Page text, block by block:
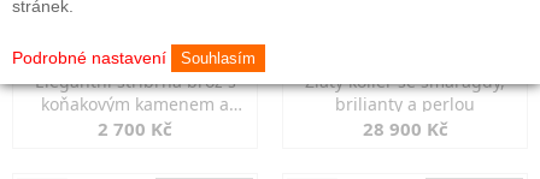
Elegantní stříbrná brož s
koňakovým kamenem a
markazity
2 700 Kč
Zlatý kolier se smaragdy,
brilianty a perlou
28 900 Kč
stránek.
Podrobné nastavení Souhlasím